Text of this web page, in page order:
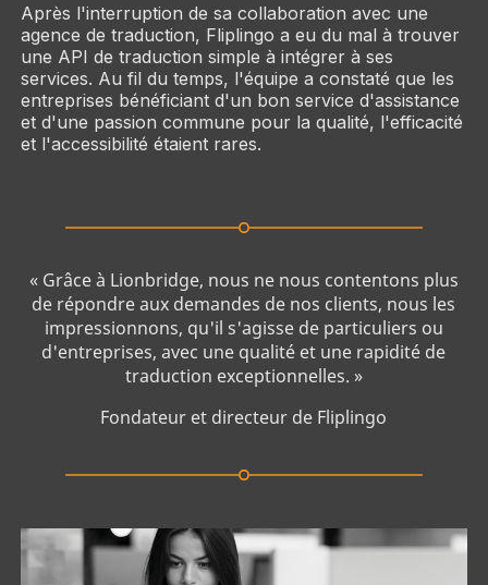
Après l'interruption de sa collaboration avec une
agence de traduction, Fliplingo a eu du mal à trouver
une API de traduction simple à intégrer à ses
services. Au fil du temps, l'équipe a constaté que les
entreprises bénéficiant d'un bon service d'assistance
et d'une passion commune pour la qualité, l'efficacité
et l'accessibilité étaient rares.
« Grâce à Lionbridge, nous ne nous contentons plus
de répondre aux demandes de nos clients, nous les
impressionnons, qu'il s'agisse de particuliers ou
d'entreprises, avec une qualité et une rapidité de
traduction exceptionnelles. »
Fondateur et directeur de Fliplingo